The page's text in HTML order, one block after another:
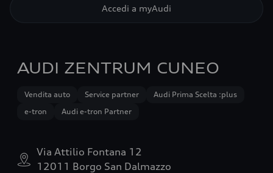
Accedi a myAudi
AUDI ZENTRUM CUNEO
Vendita auto Service partner
Audi Prima Scelta :plus
e-tron
Audi e-tron Partner
Via Attilio Fontana 12
12011 Borgo San Dalmazzo